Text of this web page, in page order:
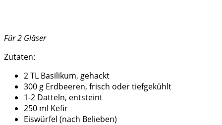
Für 2 Gläser
Zutaten:
2 TL Basilikum, gehackt
300 g Erdbeeren, frisch oder tiefgekühlt
1-2 Datteln, entsteint
250 ml Kefir
Eiswürfel (nach Belieben)